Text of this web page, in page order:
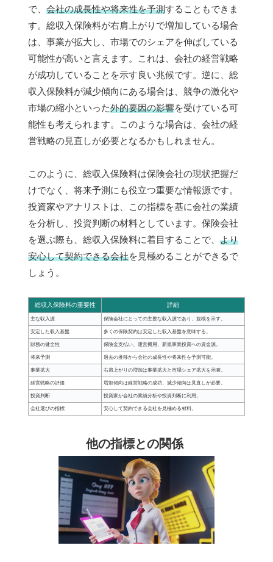
で、 会社の成長性や将来性を予測することもできま
す。総収入保険料が右肩上がりで増加している場合
は、事業が拡大し、市場でのシェアを伸ばしている
可能性が高いと言えます。これは、会社の経営戦略
が成功していることを示す良い兆候です。逆に、総
収入保険料が減少傾向にある場合は、競争の激化や
市場の縮小といった外的要因の影響を受けている可
能性も考えられます。このような場合は、会社の経
営戦略の見直しが必要となるかもしれません。
このように、総収入保険料は保険会社の現状把握だ
けでなく、将来予測にも役立つ重要な情報源です。
投資家やアナリストは、この指標を基に会社の業績
を分析し、投資判断の材料としています。保険会社
を選ぶ際も、総収入保険料に着目することで、 より
安心して契約できる会社を見極めることができるで
しょう。
総収入保険料の重要性 詳細
主な収入源 保険会社にとっての主要な収入源であり、規模を示す。
安定した収入基盤 多くの保険契約は安定した収入基盤を意味する。
財務の健全性 保険金支払い、運営費用、新規事業投資への資金源。
将来予測 過去の推移から会社の成長性や将来性を予測可能。
事業拡大 右肩上がりの増加は事業拡大と市場シェア拡大を示唆。
経営戦略の評価 増加傾向は経営戦略の成功、減少傾向は見直しが必要。
投資判断 投資家が会社の業績分析や投資判断に利用。
会社選びの指標 安心して契約できる会社を見極める材料。
他の指標との関係